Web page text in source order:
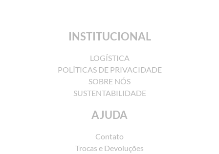
INSTITUCIONAL
LOGÍSTICA
POLÍTICAS DE PRIVACIDADE
SOBRE NÓS
SUSTENTABILIDADE
AJUDA
Contato
Trocas e Devoluções